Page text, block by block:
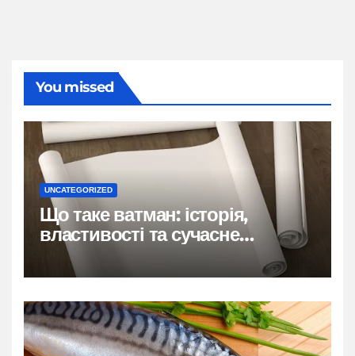
You missed
UNCATEGORIZED
Що таке ватман: історія,
властивості та сучасне
застосування